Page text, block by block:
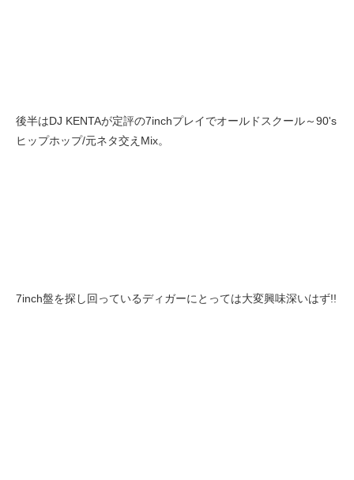
後半はDJ KENTAが定評の7inchプレイでオールドスクール～90's
ヒップホップ/元ネタ交えMix。
7inch盤を探し回っているディガーにとっては大変興味深いはず!!